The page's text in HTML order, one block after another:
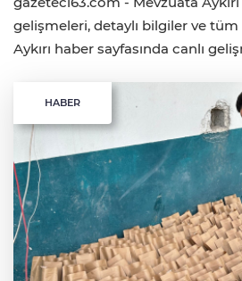
gelişmeleri, detaylı bilgiler ve
Aykırı haber sayfasında canlı
HABER